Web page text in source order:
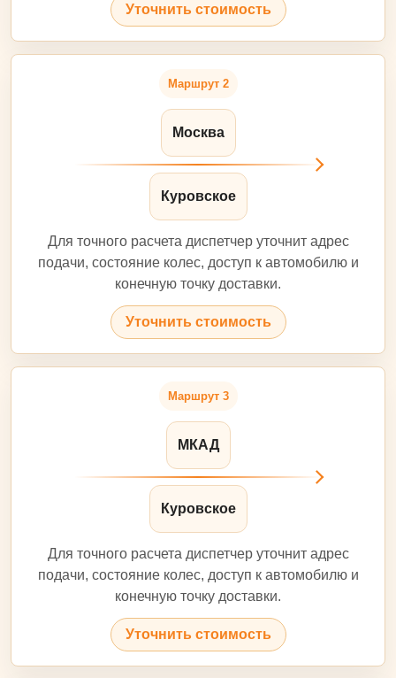
Уточнить стоимость
Маршрут 2
Москва
Куровское
Для точного расчета диспетчер уточнит адрес
подачи, состояние колес, доступ к автомобилю и
конечную точку доставки.
Уточнить стоимость
Маршрут 3
МКАД
Куровское
Для точного расчета диспетчер уточнит адрес
подачи, состояние колес, доступ к автомобилю и
конечную точку доставки.
Уточнить стоимость